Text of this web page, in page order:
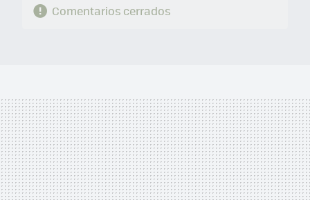
Comentarios cerrados